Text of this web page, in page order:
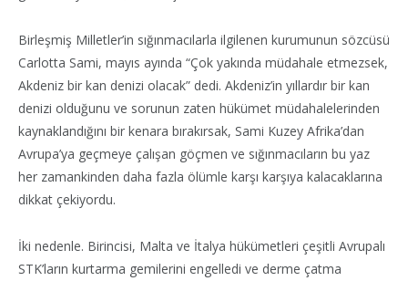
Birleşmiş Milletler’in sığınmacılarla ilgilenen kurumunun sözcüsü
Carlotta Sami, mayıs ayında “Çok yakında müdahale etmezsek,
Akdeniz bir kan denizi olacak” dedi. Akdeniz’in yıllardır bir kan
denizi olduğunu ve sorunun zaten hükümet müdahalelerinden
kaynaklandığını bir kenara bırakırsak, Sami Kuzey Afrika’dan
Avrupa’ya geçmeye çalışan göçmen ve sığınmacıların bu yaz
her zamankinden daha fazla ölümle karşı karşıya kalacaklarına
dikkat çekiyordu.
İki nedenle. Birincisi, Malta ve İtalya hükümetleri çeşitli Avrupalı
STK’ların kurtarma gemilerini engelledi ve derme çatma